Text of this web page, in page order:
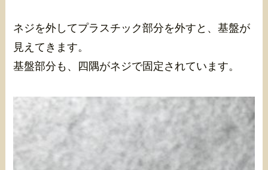
ネジを外してプラスチック部分を外すと、基盤が
見えてきます。
基盤部分も、四隅がネジで固定されています。